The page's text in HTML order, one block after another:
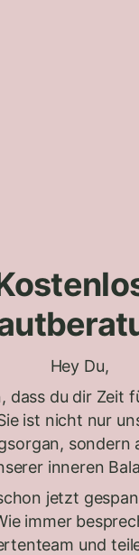
Hey Du,
dass du dir Zeit
ist nicht nur
sondern
inneren
jetzt
immer
und